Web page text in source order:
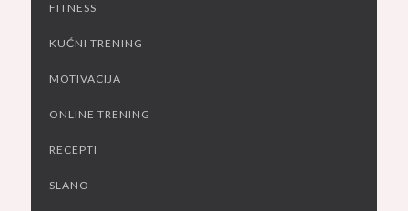
FITNESS
KUĆNI TRENING
MOTIVACIJA
ONLINE TRENING
RECEPTI
SLANO